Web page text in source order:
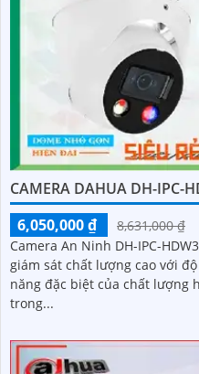
CAMERA DAHUA DH-IPC-
6,050,000 ₫
8,631,000 ₫
Camera An Ninh DH-IPC-
giám sát chất lượng cao với độ sắc
năng đặc biệt của chất lượng
trong...